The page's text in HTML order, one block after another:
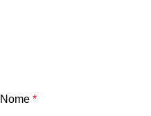
Nome *